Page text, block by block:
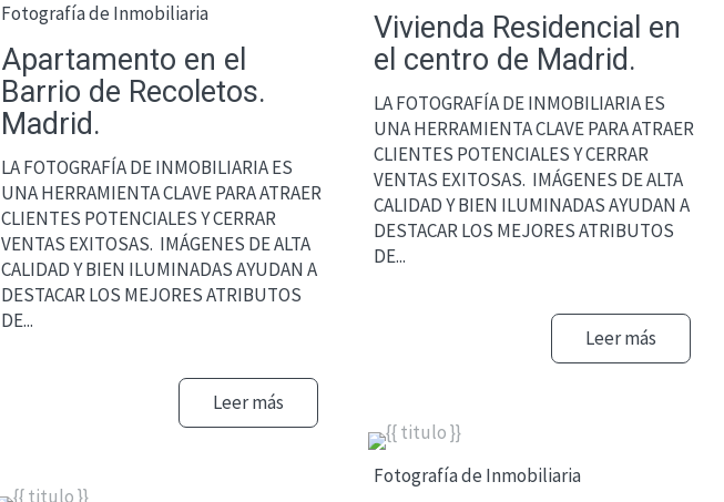
Vivienda Residencial en
el centro de Madrid.
LA FOTOGRAFÍA DE INMOBILIARIA ES
UNA HERRAMIENTA CLAVE PARA ATRAER
CLIENTES POTENCIALES Y CERRAR
VENTAS EXITOSAS. IMÁGENES DE ALTA
CALIDAD Y BIEN ILUMINADAS AYUDAN A
DESTACAR LOS MEJORES ATRIBUTOS
DE...
Leer más
Fotografía de Inmobiliaria
Apartamento en el
Barrio de Recoletos.
Madrid.
LA FOTOGRAFÍA DE INMOBILIARIA ES
UNA HERRAMIENTA CLAVE PARA ATRAER
CLIENTES POTENCIALES Y CERRAR
VENTAS EXITOSAS. IMÁGENES DE ALTA
CALIDAD Y BIEN ILUMINADAS AYUDAN A
DESTACAR LOS MEJORES ATRIBUTOS
DE...
Leer más
Fotografía de Inmobiliaria